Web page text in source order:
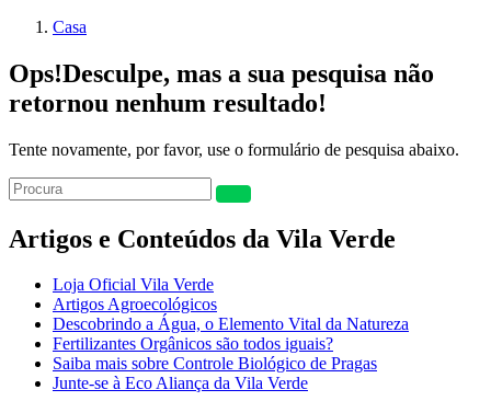
Casa
Ops!Desculpe, mas a sua pesquisa não
retornou nenhum resultado!
Tente novamente, por favor, use o formulário de pesquisa abaixo.
Artigos e Conteúdos da Vila Verde
Loja Oficial Vila Verde
Artigos Agroecológicos
Descobrindo a Água, o Elemento Vital da Natureza
Fertilizantes Orgânicos são todos iguais?
Saiba mais sobre Controle Biológico de Pragas
Junte-se à Eco Aliança da Vila Verde